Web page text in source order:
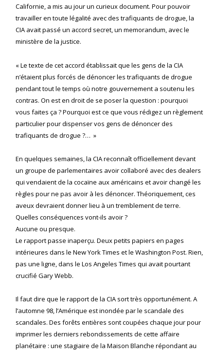
Californie, a mis au jour un curieux document. Pour pouvoir
travailler en toute légalité avec des trafiquants de drogue, la
CIA avait passé un accord secret, un memorandum, avec le
ministère de la justice.
« Le texte de cet accord établissait que les gens de la CIA
n’étaient plus forcés de dénoncer les trafiquants de drogue
pendant tout le temps où notre gouvernement a soutenu les
contras. On est en droit de se poser la question : pourquoi
vous faites ça ? Pourquoi est ce que vous rédigez un règlement
particulier pour dispenser vos gens de dénoncer des
trafiquants de drogue ?… »
En quelques semaines, la CIA reconnaît officiellement devant
un groupe de parlementaires avoir collaboré avec des dealers
qui vendaient de la cocaïne aux américains et avoir changé les
règles pour ne pas avoir à les dénoncer. Théoriquement, ces
aveux devraient donner lieu à un tremblement de terre.
Quelles conséquences vont-ils avoir ?
Aucune ou presque.
Le rapport passe inaperçu. Deux petits papiers en pages
intérieures dans le New York Times et le Washington Post. Rien,
pas une ligne, dans le Los Angeles Times qui avait pourtant
crucifié Gary Webb.
Il faut dire que le rapport de la CIA sort très opportunément. A
l’automne 98, l’Amérique est inondée par le scandale des
scandales. Des forêts entières sont coupées chaque jour pour
imprimer les derniers rebondissements de cette affaire
planétaire : une stagiaire de la Maison Blanche répondant au